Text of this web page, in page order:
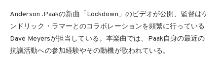
Anderson .Paakの新曲「Lockdown」のビデオが公開、監督はケ
ンドリック・ラマーとのコラボレーションを頻繁に行っている
Dave Meyersが担当している。本楽曲では、Paak自身の最近の
抗議活動への参加経験やその動機が歌われている。